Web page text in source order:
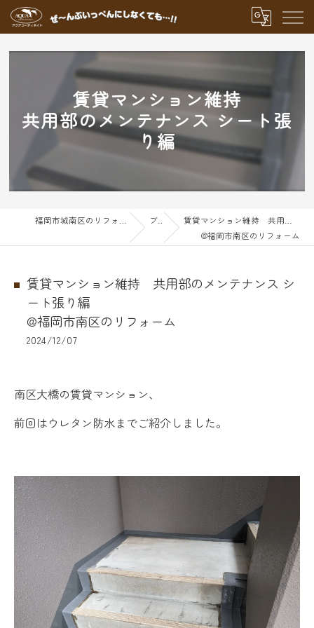
賃貸マンション維持
共用部のメンテナンス シート張
り編
ブログ
賃貸マンション維持 共用部のメンテナンス シート張り編
@福岡市南区のリフォーム
賃貸マンション維持 共用部のメンテナンス シ
ート張り編
@福岡市南区のリフォーム
2024/12/07
南区大橋の賃貸マンション、
前回はウレタン防水までご紹介しました。